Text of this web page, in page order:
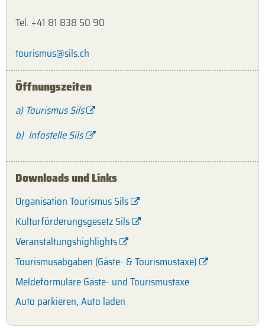
Tel. +41 81 838 50 90
tourismus@sils.ch
Öffnungszeiten
a) Tourismus Sils
b) Infostelle Sils
Downloads und Links
Organisation Tourismus Sils
Kulturförderungsgesetz Sils
Veranstaltungshighlights
Tourismusabgaben (Gäste- & Tourismustaxe)
Meldeformulare Gäste- und Tourismustaxe
Auto parkieren, Auto laden